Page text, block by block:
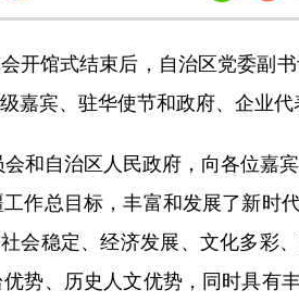
馆式结束后，自治区党委副书
宾、驻华使节和政府、企业代
自治区人民政府，向各位嘉
作总目标，丰富和发展了新时
会稳定、经济发展、文化多彩
势、历史人文优势，同时具有